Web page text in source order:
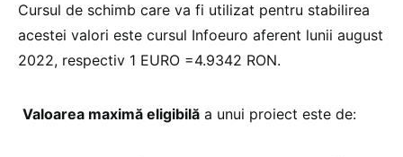
Cursul de schimb care va fi utilizat pentru stabilirea
acestei valori este cursul Infoeuro aferent lunii august
2022, respectiv 1 EURO =4.9342 RON.
Valoarea maximă eligibilă a unui proiect este de: